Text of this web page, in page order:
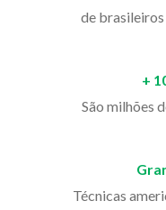
de
+
São milhões
Técnicas